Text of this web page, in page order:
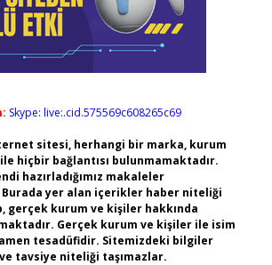
Skype: live:.cid.575569c608265c69
sitesi, herhangi bir marka, kurum
hiçbir bağlantısı bulunmamaktadır.
hazırladığımız makaleler
Burada yer alan içerikler haber niteliği
gerçek kurum ve kişiler hakkında
Gerçek kurum ve kişiler ile isim
tesadüfidir. Sitemizdeki bilgiler
tavsiye niteliği taşımazlar.